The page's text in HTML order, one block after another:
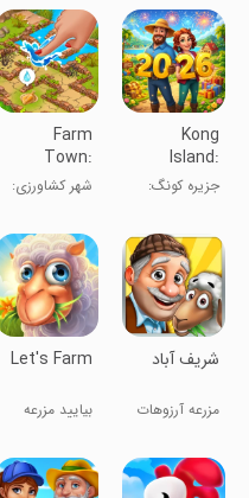
Kong
Island:
Farm &
Survival
جزیره کونگ:
Farm
Town:
Merge Cozy
Village
شهر کشاورزی:
شاد شهر
‏‏‏‏‏‏‏‏‏شریف آباد
مزرعه آرزوهات
Let's Farm
بیایید مزرعه